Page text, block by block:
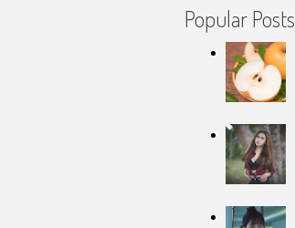
Popular Posts